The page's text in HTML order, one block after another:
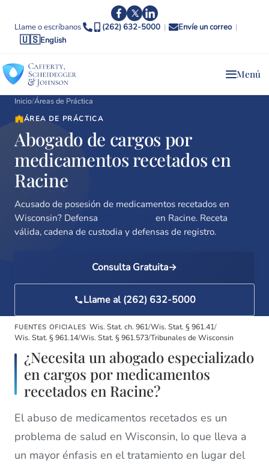
Llame o escríbanos (262) 632-5000 | Envíe un correo |
🇺🇸English
Menú
Inicio/Áreas de Práctica
ÁREA DE PRÁCTICA
Abogado de cargos por
medicamentos recetados en
Racine
Acusado de posesión de medicamentos recetados en
Wisconsin? Defensa
en Racine. Receta
válida, cadena de custodia y defensas de registro.
Consulta Gratuita
Llame al (262) 632-5000
FUENTES OFICIALES Wis. Stat. ch. 961/Wis. Stat. § 961.41/
Wis. Stat. § 961.14/Wis. Stat. § 961.573/Tribunales de Wisconsin
¿Necesita un abogado especializado
en cargos por medicamentos
recetados en Racine?
El abuso de medicamentos recetados es un
problema de salud en Wisconsin, lo que lleva a
un mayor énfasis en el tratamiento en lugar del